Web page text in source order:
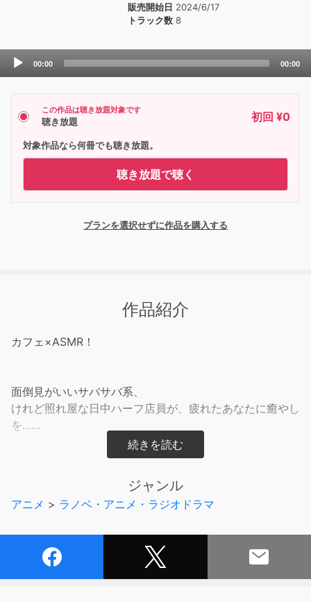
販売開始日 2024/6/17
トラック数 8
Audio
00:00 00:00
この作品は聴き放題対象です
聴き放題 初回 ¥0
対象作品なら何冊でも聴き放題。
聴き放題で聴く
プランを選択せずに作品を購入する
作品紹介
カフェ×ASMR！
面倒見がいいサバサバ系、
けれど照れ屋な日中ハーフ店員が、疲れたあなたに癒やし
を……
フルーツティー、叩打法、音叉耳かき、
ちょっぴりクセのあるカフェ店員との、
ジャンル
アニメ > ラノベ・アニメ・ラジオドラマ